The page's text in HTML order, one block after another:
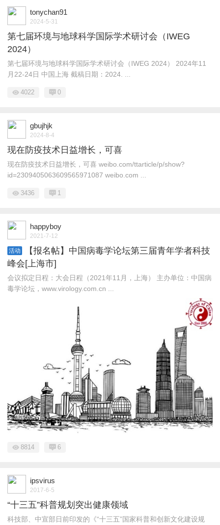
tonychan91
2024-5-31
第七届环境与地球科学国际学术研讨会（IWEG
2024）
第七届环境与地球科学国际学术研讨会（IWEG 2024） 2024年11
月22-24日 中国上海 截稿日期：2024. ...
4022 0
gbujhjk
2024-8-4
现在防疫技术日益增长，可喜
现在防疫技术日益增长，可喜 weibo.com/ttarticle/p/show?
id=2309405063609565971087 weibo.com ...
3436 1
happyboy
2021-7-12
活动
【报名帖】中国病毒学论坛第三届青年学者科技
峰会[上海市]
会议拟定日程：大会日程（2021年11月，上海） 主办单位：中国病
毒学论坛，www.virology.com.cn ...
8814 6
ipsvirus
2017-6-5
“十三五”科普规划突出健康领域
科技部、中宣部日前印发的《“十三五”国家科普和创新文化建设规